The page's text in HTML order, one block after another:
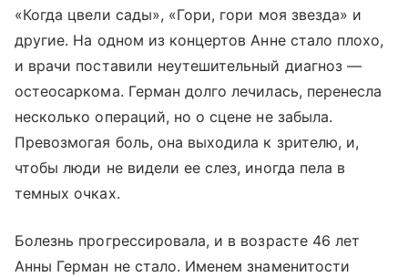
«Когда цвели сады», «Гори, гори моя звезда» и
другие. На одном из концертов Анне стало плохо,
и врачи поставили неутешительный диагноз —
остеосаркома. Герман долго лечилась, перенесла
несколько операций, но о сцене не забыла.
Превозмогая боль, она выходила к зрителю, и,
чтобы люди не видели ее слез, иногда пела в
темных очках.
Болезнь прогрессировала, и в возрасте 46 лет
Анны Герман не стало. Именем знаменитости